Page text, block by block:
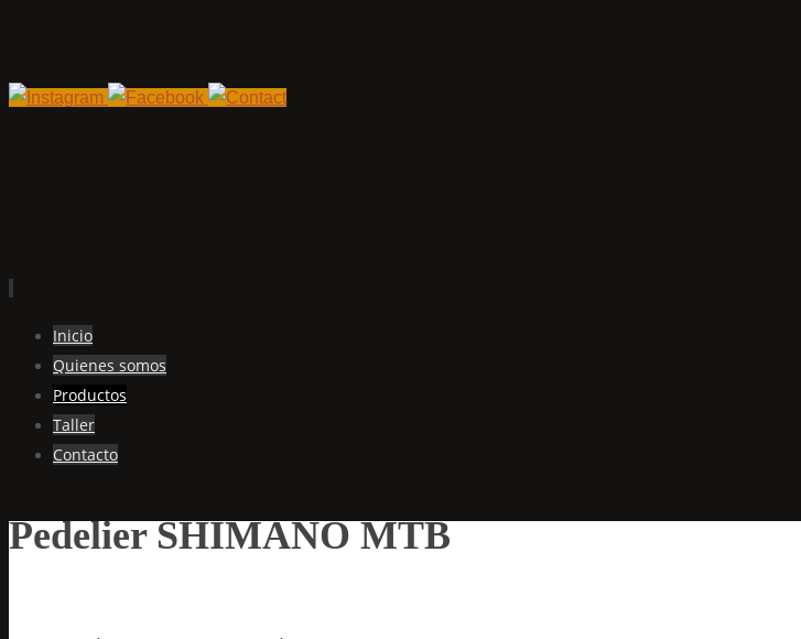
contenido
Inicio
Quienes somos
Productos
Taller
Contacto
Pedelier SHIMANO MTB